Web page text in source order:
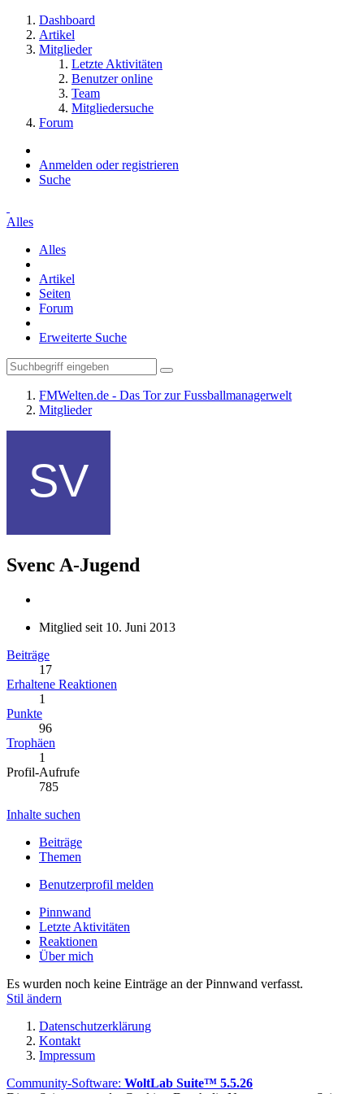
Dashboard
Artikel
Mitglieder
Letzte Aktivitäten
Benutzer online
Team
Mitgliedersuche
Forum
Anmelden oder registrieren
Suche
Alles
Alles
Artikel
Seiten
Forum
Erweiterte Suche
FMWelten.de - Das Tor zur Fussballmanagerwelt
Mitglieder
Svenc A-Jugend
Mitglied seit 10. Juni 2013
Beiträge
17
Erhaltene Reaktionen
1
Punkte
96
Trophäen
1
Profil-Aufrufe
785
Inhalte suchen
Beiträge
Themen
Benutzerprofil melden
Pinnwand
Letzte Aktivitäten
Reaktionen
Über mich
Es wurden noch keine Einträge an der Pinnwand verfasst.
Stil ändern
Datenschutzerklärung
Kontakt
Impressum
Community-Software: WoltLab Suite™ 5.5.26